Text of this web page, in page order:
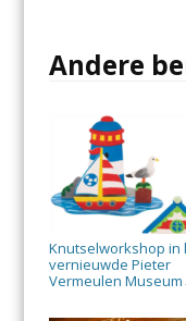
Andere
Knutselworkshop in
vernieuwde Pieter
Vermeulen Museum